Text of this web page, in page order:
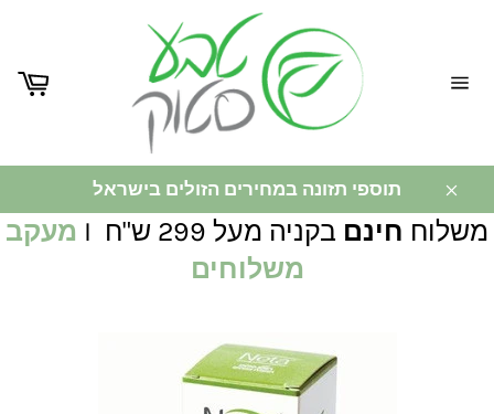
תוספי תזונה במחירים הזולים בישראל
משלוח חינם בקניה מעל 299 ש"ח I
מעקב
משלוחים